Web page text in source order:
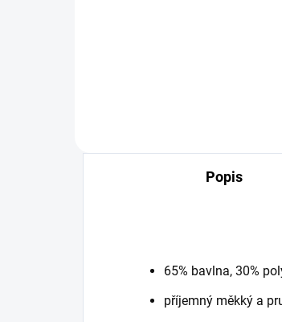
Popis
65% bavlna, 30%
příjemný měkký a